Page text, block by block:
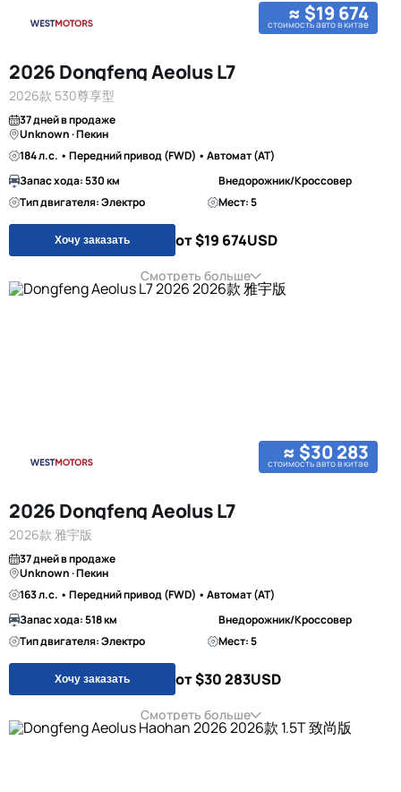
≈ $19 674
стоимость авто в китае
2026 Dongfeng Aeolus L7
2026款 530尊享型
37 дней в продаже
Unknown · Пекин
184 л.с. • Передний привод (FWD) • Автомат (AT)
Запас хода: 530 км
Внедорожник/Кроссовер
Тип двигателя: Электро
Мест: 5
Хочу заказать от $19 674USD
Смотреть больше
≈ $30 283
стоимость авто в китае
2026 Dongfeng Aeolus L7
2026款 雅宇版
37 дней в продаже
Unknown · Пекин
163 л.с. • Передний привод (FWD) • Автомат (AT)
Запас хода: 518 км
Внедорожник/Кроссовер
Тип двигателя: Электро
Мест: 5
Хочу заказать от $30 283USD
Смотреть больше